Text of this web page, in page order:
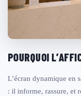
POURQUOI
L’écran dynamique en
: il informe, rassure, et